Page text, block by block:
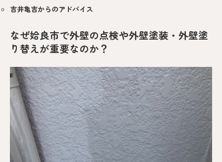
吉井亀吉からのアドバイス
なぜ姶良市で外壁の点検や外壁塗装・外壁塗
り替えが重要なのか？